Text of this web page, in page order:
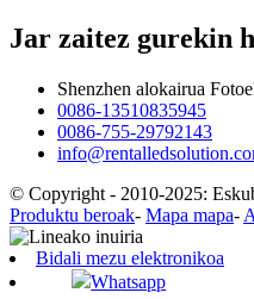
Jar zaitez gurekin
Shenzhen alokairua
0086-13510835945
0086-755-29792143
© Copyright - 2010-2025:
Produktu beroak- Mapa mapa-
Bidali mezu elektronikoa
Whatsapp